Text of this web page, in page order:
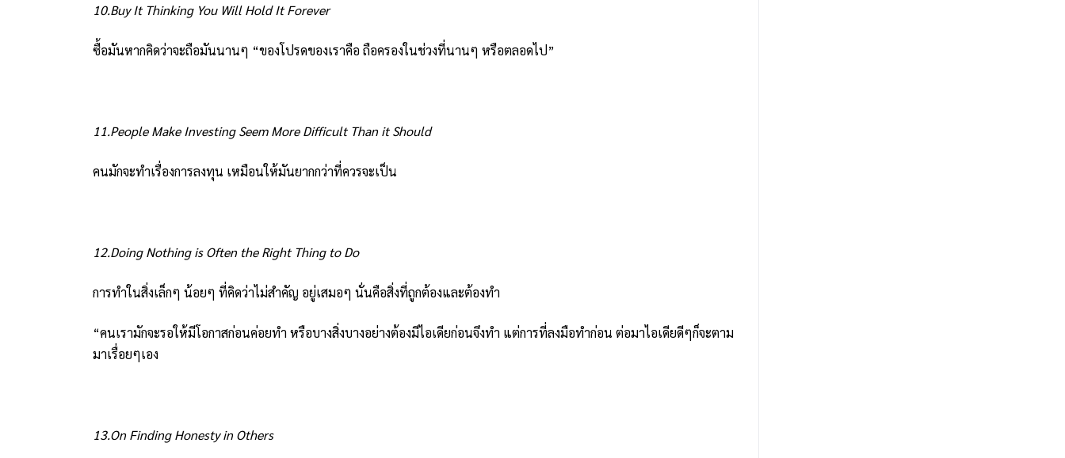
10.Buy It Thinking You Will Hold It Forever
ซื้อมันหากคิดว่าจะถือมันนานๆ “ของโปรดของเราคือ ถือครองในช่วงที่นานๆ หรือตลอดไป”
11.People Make Investing Seem More Difficult Than it Should
คนมักจะทำเรื่องการลงทุน เหมือนให้มันยากกว่าที่ควรจะเป็น
12.Doing Nothing is Often the Right Thing to Do
การทำในสิ่งเล็กๆ น้อยๆ ที่คิดว่าไม่สำคัญ อยู่เสมอๆ นั่นคือสิ่งที่ถูกต้องและต้องทำ
“คนเรามักจะรอให้มีโอกาสก่อนค่อยทำ หรือบางสิ่งบางอย่างต้องมีไอเดียก่อนจึงทำ แต่การที่ลงมือทำก่อน ต่อมาไอเดียดีๆก็จะตาม
มาเรื่อยๆเอง
13.On Finding Honesty in Others